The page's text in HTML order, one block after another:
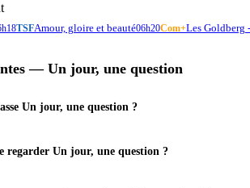
TSFAmour, gloire et beauté06h20Com+Les Goldberg
— Un jour, une question
Un jour, une question ?
regarder Un jour, une question ?